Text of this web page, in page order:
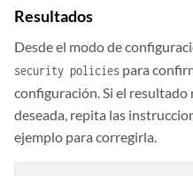
Resultados
Desde el modo de
security policies para
configuración. Si el
deseada, repita las
ejemplo para corregirla.